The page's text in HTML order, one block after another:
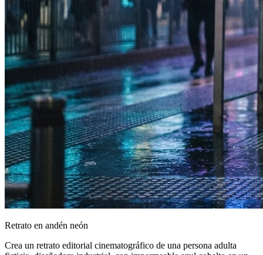
Retrato en andén neón
Crea un retrato editorial cinematográfico de una persona adulta